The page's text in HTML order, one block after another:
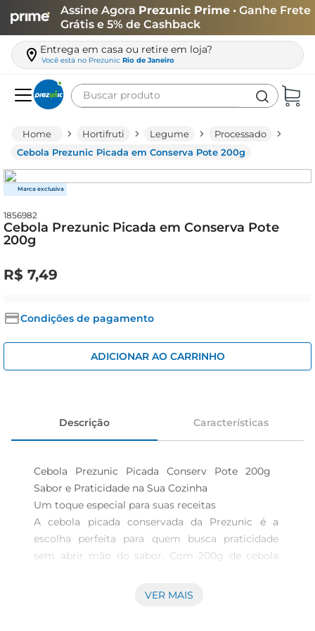
Assine Agora Prezunic Prime • Ganhe Frete
Grátis e 5% de Cashback
Entrega em casa ou retire em loja?
Você está no Prezunic Rio de Janeiro
Buscar produto
Hortifruti Legume
Processado
Cebola Prezunic Picada em Conserva Pote 200g
1856982
Cebola Prezunic Picada em Conserva Pote
200g
R$ 7,49
Condições de pagamento
ADICIONAR AO CARRINHO
Descrição Características
Cebola Prezunic Picada Conserv Pote 200g
Sabor e Praticidade na Sua Cozinha
Um toque especial para suas receitas
A cebola picada conservada da Prezunic é a
escolha perfeita para quem busca praticidade
sem abrir mão do sabor. Com 200g de cebola
produto é ideal para temperar pratos, molhos e
VER MAIS
leite
café
queijo
arroz
biscoito
iogurte
papel higiênico